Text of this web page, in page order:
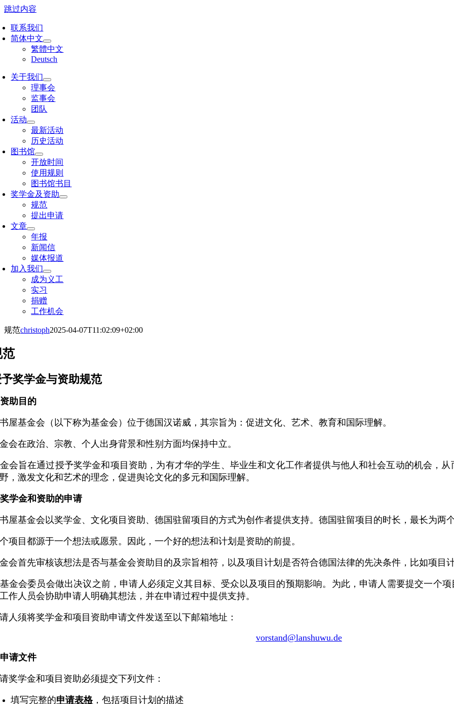
跳过内容
联系我们
简体中文
繁體中文
Deutsch
关于我们
理事会
监事会
团队
活动
最新活动
历史活动
图书馆
开放时间
使用规则
图书馆书目
奖学金及资助
规范
提出申请
文章
年报
新闻信
媒体报道
加入我们
成为义工
实习
捐赠
工作机会
规范christoph2025-04-07T11:02:09+02:00
范
奖学金与资助规范
助目的
屋基金会（以下称为基金会）位于德国汉诺威，其宗旨为：促进文化、艺术、教育和国际理解。
会在政治、宗教、个人出身背景和性别方面均保持中立。
会旨在通过授予奖学金和项目资助，为有才华的学生、毕业生和文化工作者提供与他人和社会互动的机会，
，激发文化和艺术的理念，促进舆论文化的多元和国际理解。
学金和资助的申请
屋基金会以奖学金、文化项目资助、德国驻留项目的方式为创作者提供支持。德国驻留项目的时长，最长为两
项目都源于一个想法或愿景。因此，一个好的想法和计划是资助的前提。
会首先审核该想法是否与基金会资助目的及宗旨相符，以及项目计划是否符合德国法律的先决条件，比如项目
金会委员会做出决议之前，申请人必须定义其目标、受众以及项目的预期影响。为此，申请人需要提交一个
作人员会协助申请人明确其想法，并在申请过程中提供支持。
人须将奖学金和项目资助申请文件发送至以下邮箱地址：
vorstand@lanshuwu.de
请文件
奖学金和项目资助必须提交下列文件：
填写完整的申请表格，包括项目计划的描述